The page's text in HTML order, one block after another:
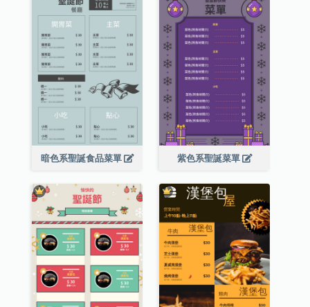
暗色系聖誕食品菜單 紫色系聖誕菜單